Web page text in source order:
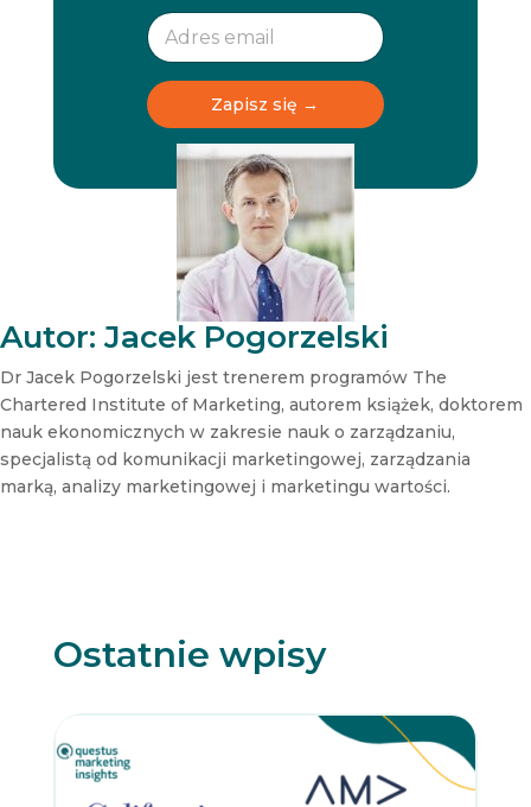
w
s
e
t
t
e
r
w
s
e
t
t
e
r
N
e
w
s
l
e
t
t
e
N
e
w
s
Zapisz się →
Autor: Jacek Pogorzelski
Dr Jacek Pogorzelski jest trenerem programów The
Chartered Institute of Marketing, autorem książek, doktorem
nauk ekonomicznych w zakresie nauk o zarządzaniu,
specjalistą od komunikacji marketingowej, zarządzania
marką, analizy marketingowej i marketingu wartości.
Ostatnie wpisy